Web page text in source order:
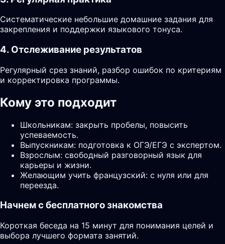
Систематические небольшие домашние задания для
закрепления и поддержки языкового тонуса.
4. Отслеживание результатов
Регулярный срез знаний, разбор ошибок по критериям
и корректировка программы.
Кому это подходит
Школьникам: закрыть пробелы, повысить
успеваемость.
Выпускникам: подготовка к ОГЭ/ЕГЭ с экспертом.
Взрослым: свободный разговорный язык для
карьеры и жизни.
Желающим учить французский: с нуля или для
переезда.
Начнем с бесплатного знакомства
Короткая беседа на 15 минут для понимания целей и
выбора лучшего формата занятий.